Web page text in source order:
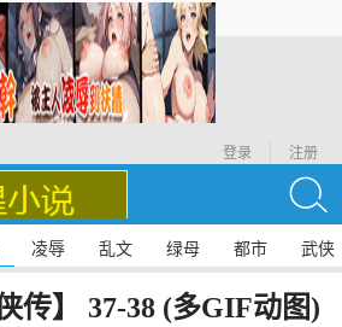
登录 注册
凌辱 乱文 绿母 都市 武侠
传】 37-38 (多GIF动图)